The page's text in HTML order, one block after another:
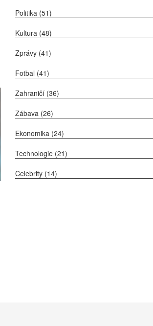
Politika (51)
Kultura (48)
Zprávy (41)
Fotbal (41)
Zahraničí (36)
Zábava (26)
Ekonomika (24)
Technologie (21)
Celebrity (14)